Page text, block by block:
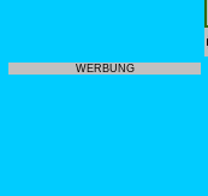
WERBUNG